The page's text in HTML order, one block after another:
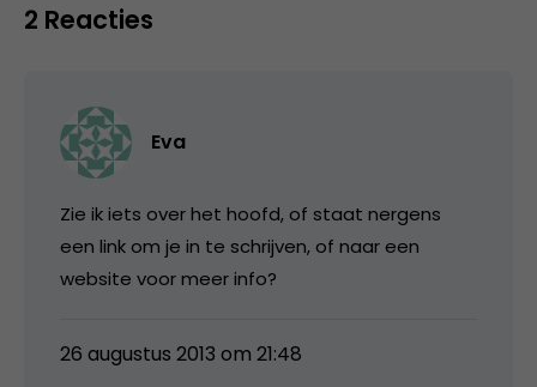
2 Reacties
Eva
Zie ik iets over het hoofd, of staat nergens
een link om je in te schrijven, of naar een
website voor meer info?
26 augustus 2013 om 21:48